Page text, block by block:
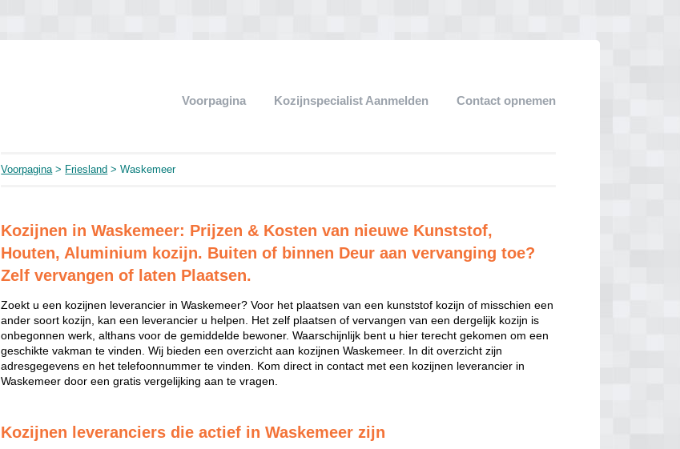
Voorpagina Kozijnspecialist Aanmelden Contact opnemen
Voorpagina> Friesland > Waskemeer
Kozijnen in Waskemeer: Prijzen & Kosten van nieuwe Kunststof,
Houten, Aluminium kozijn. Buiten of binnen Deur aan vervanging toe?
Zelf vervangen of laten Plaatsen.
Zoekt u een kozijnen leverancier in Waskemeer? Voor het plaatsen van een kunststof kozijn of misschien een
ander soort kozijn, kan een leverancier u helpen. Het zelf plaatsen of vervangen van een dergelijk kozijn is
onbegonnen werk, althans voor de gemiddelde bewoner. Waarschijnlijk bent u hier terecht gekomen om een
geschikte vakman te vinden. Wij bieden een overzicht aan kozijnen Waskemeer. In dit overzicht zijn
adresgegevens en het telefoonnummer te vinden. Kom direct in contact met een kozijnen leverancier in
Waskemeer door een gratis vergelijking aan te vragen.
Kozijnen leveranciers die actief in Waskemeer zijn